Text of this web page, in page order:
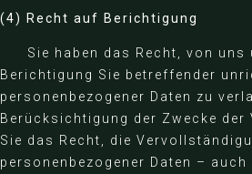
(4) Recht auf Berichtigung
Sie haben das Recht, von uns
Berichtigung Sie betreffender
personenbezogener Daten zu
Berücksichtigung der Zwecke der
Sie das Recht, die
personenbezogener Daten –